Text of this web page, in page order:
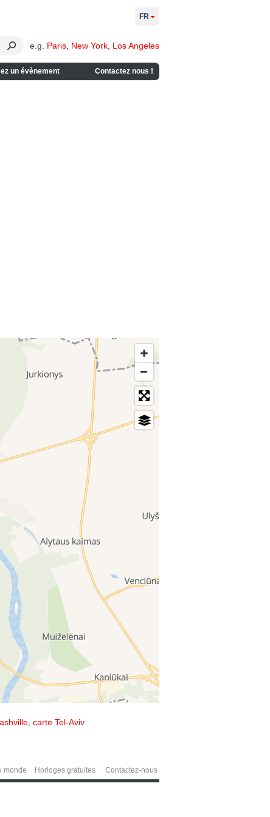
e.g. Paris New York Los Angeles
un évènement Contactez nous !
FR
carte Tel-Aviv
monde Horloges gratuites Contactez-nous